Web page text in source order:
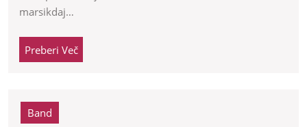
marsikdaj…
Preberi VečPreberi
Več
Band